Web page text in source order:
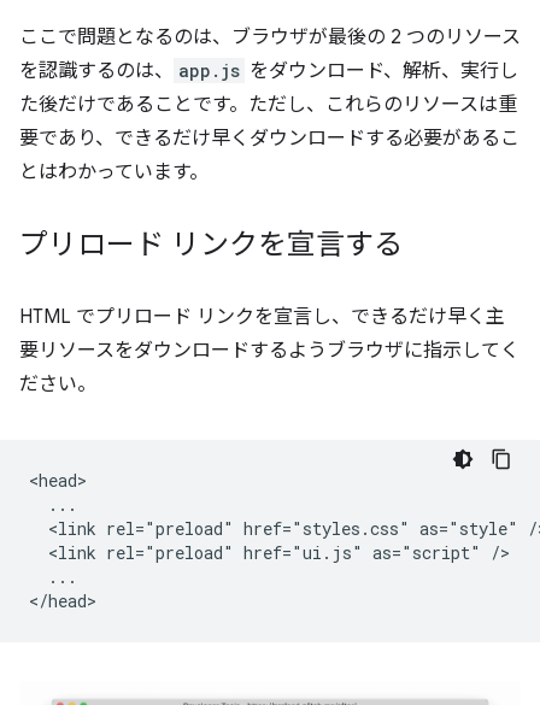
ここで問題となるのは、ブラウザが最後の 2 つのリソース
を認識するのは、
app.js をダウンロード、解析、実行し
た後だけであることです。ただし、これらのリソースは重
要であり、できるだけ早くダウンロードする必要があるこ
とはわかっています。
プリロード リンクを宣言する
HTML でプリロード リンクを宣言し、できるだけ早く主
要リソースをダウンロードするようブラウザに指示してく
ださい。
<head>
  ...
<link rel="preload" href="styles.css" as="style"
  <link rel="preload" href="ui.js" as="script" />
  ...